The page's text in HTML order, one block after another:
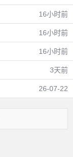
16小时前
16小时前
16小时前
3天前
26-07-22